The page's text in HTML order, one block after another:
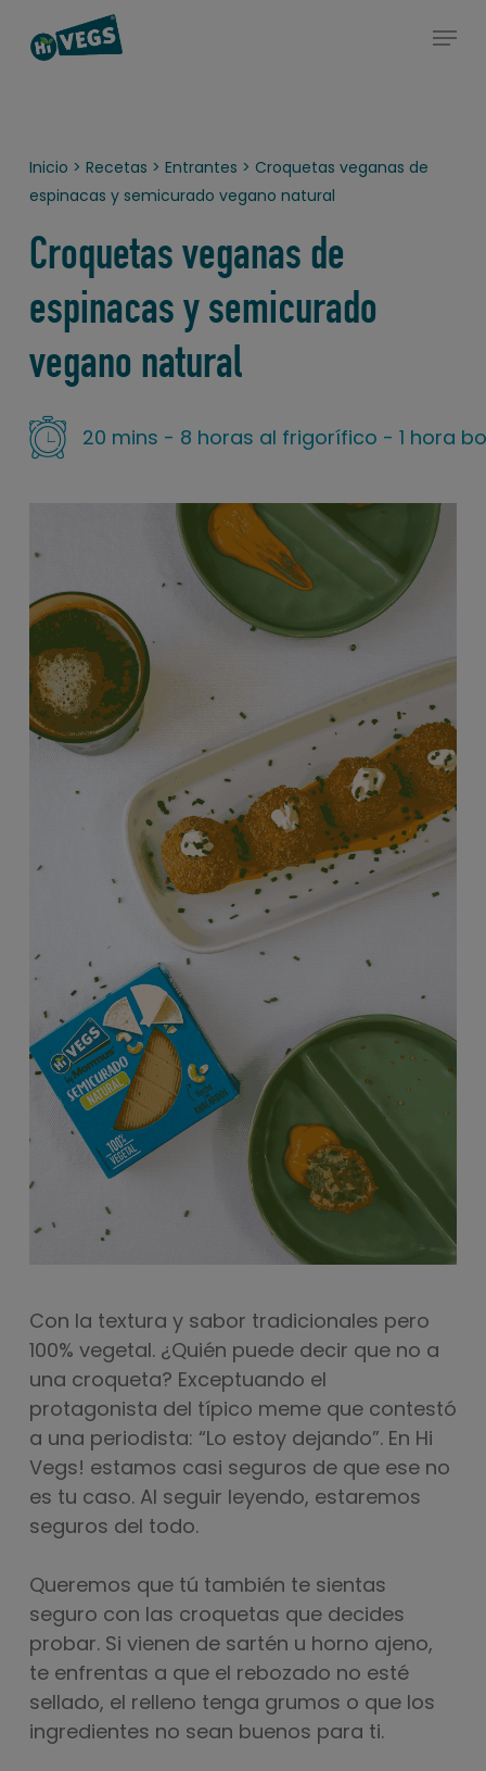
Estás en un post que pertenece al menos a una de las
categorías: entrantes, platos principales o postres
Menu
Inicio > Recetas > Entrantes > Croquetas veganas de
espinacas y semicurado vegano natural
Croquetas veganas de
espinacas y semicurado
vegano natural
20 mins - 8 horas al frigorífico - 1 hora
Con la textura y sabor tradicionales pero
100% vegetal. ¿Quién puede decir que no a
una croqueta? Exceptuando el
protagonista del típico memeque contestó
a una periodista: “Lo estoy dejando”. En Hi
Vegs! estamos casi seguros de que ese no
es tu caso. Al seguir leyendo, estaremos
seguros del todo.
Queremos que tú también te sientas
seguro con las croquetas que decides
probar. Si vienen de sartén u horno ajeno,
te enfrentas a que el rebozado no esté
sellado, el relleno tenga grumos o que los
ingredientes no sean buenos para ti.